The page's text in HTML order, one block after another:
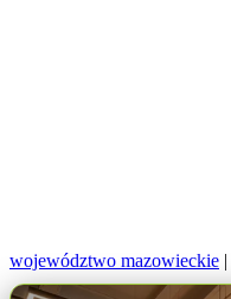
województwo mazowieckie |